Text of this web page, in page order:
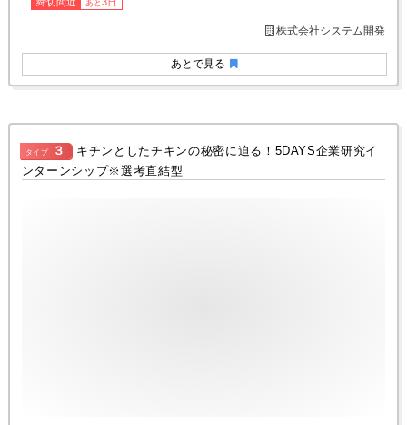
あとで見る
あと
株式会社システム開発
タイプ ３
キチンとしたチキンの秘密に迫る！5DAYS企業研究イ
ンターンシップ※選考直結型